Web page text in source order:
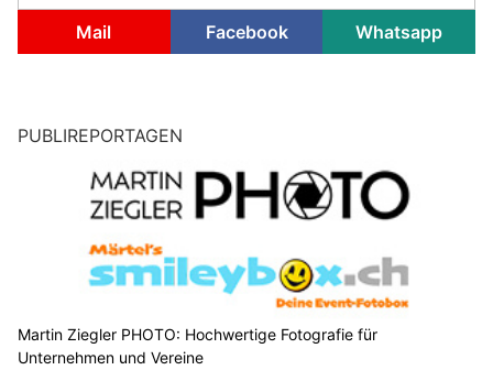
Mail Facebook Whatsapp
PUBLIREPORTAGEN
Martin Ziegler PHOTO: Hochwertige Fotografie für
Unternehmen und Vereine